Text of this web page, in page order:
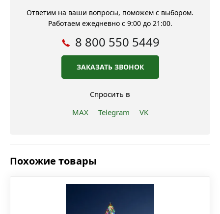
Ответим на ваши вопросы, поможем с выбором.
Работаем ежедневно с 9:00 до 21:00.
8 800 550 5449
ЗАКАЗАТЬ ЗВОНОК
Спросить в
MAX
Telegram VK
Похожие товары